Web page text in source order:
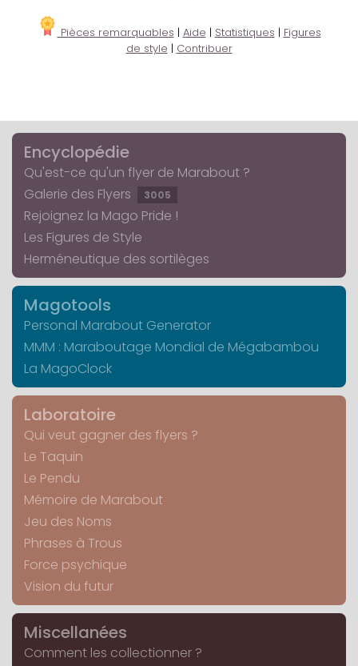
Pièces remarquables | Aide | Statistiques | Figures
de style | Contribuer
Encyclopédie
Qu'est-ce qu'un flyer de Marabout ?
Galerie des Flyers
3005
Rejoignez la Mago Pride !
Les Figures de Style
Herméneutique des sortilèges
Magotools
Personal Marabout Generator
MMM : Maraboutage Mondial de Mégabambou
La MagoClock
Laboratoire
Qui veut gagner des flyers ?
Le Taquin
Le Pendu
Mémoire de Marabout
Jeu des Noms
Phrases à Trous
Force psychique
Vision du futur
Miscellanées
Comment les collectionner ?